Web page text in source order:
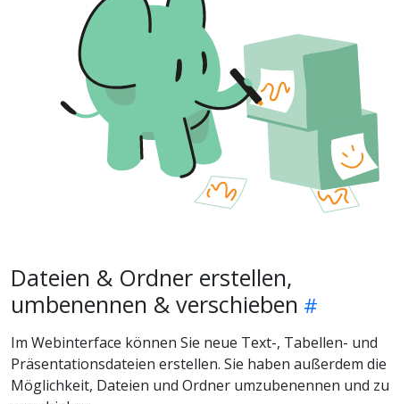
Dateien & Ordner erstellen,
umbenennen & verschieben
Im Webinterface können Sie neue Text-, Tabellen- und
Präsentationsdateien erstellen. Sie haben außerdem die
Möglichkeit, Dateien und Ordner umzubenennen und zu